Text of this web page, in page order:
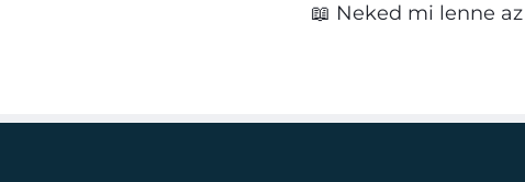
📖 Neked mi lenne